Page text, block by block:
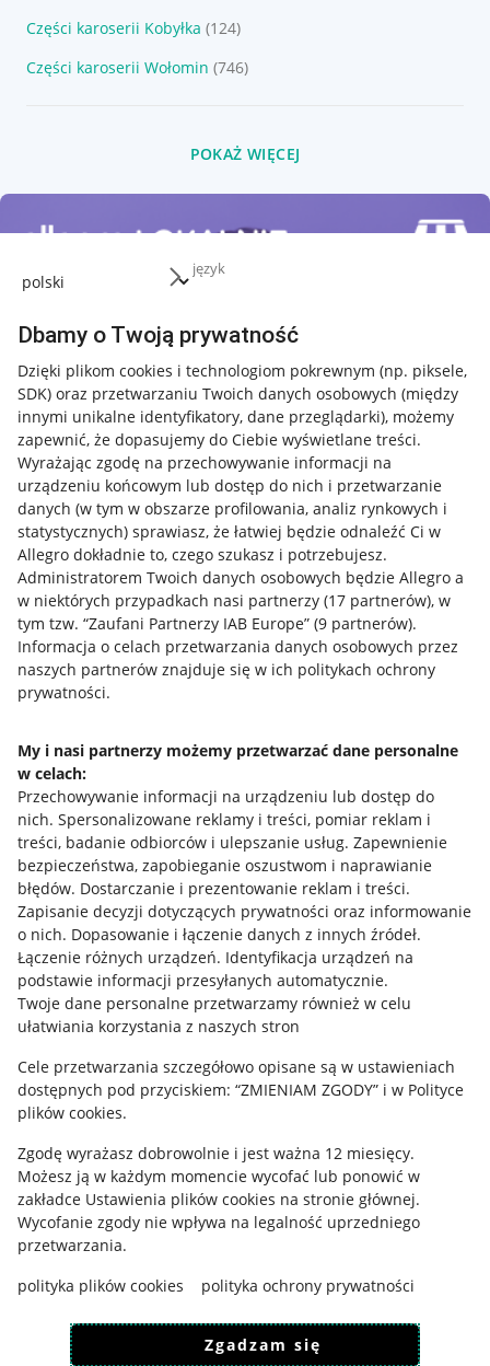
język
Dbamy o Twoją prywatność
Dzięki plikom cookies i technologiom pokrewnym (np. piksele,
SDK) oraz przetwarzaniu Twoich danych osobowych (między
innymi unikalne identyfikatory, dane przeglądarki), możemy
zapewnić, że dopasujemy do Ciebie wyświetlane treści.
Wyrażając zgodę na przechowywanie informacji na
urządzeniu końcowym lub dostęp do nich i przetwarzanie
danych (w tym w obszarze profilowania, analiz rynkowych i
statystycznych) sprawiasz, że łatwiej będzie odnaleźć Ci w
Allegro dokładnie to, czego szukasz i potrzebujesz.
Administratorem Twoich danych osobowych będzie Allegro a
w niektórych przypadkach nasi partnerzy (17 partnerów), w
tym tzw. “Zaufani Partnerzy IAB Europe” (9 partnerów).
Informacja o celach przetwarzania danych osobowych przez
naszych partnerów znajduje się w ich politykach ochrony
prywatności.
My i nasi partnerzy możemy przetwarzać dane personalne
w celach:
Przechowywanie informacji na urządzeniu lub dostęp do
nich. Spersonalizowane reklamy i treści, pomiar reklam i
treści, badanie odbiorców i ulepszanie usług. Zapewnienie
bezpieczeństwa, zapobieganie oszustwom i naprawianie
błędów. Dostarczanie i prezentowanie reklam i treści.
Zapisanie decyzji dotyczących prywatności oraz informowanie
o nich. Dopasowanie i łączenie danych z innych źródeł.
Łączenie różnych urządzeń. Identyfikacja urządzeń na
podstawie informacji przesyłanych automatycznie.
Twoje dane personalne przetwarzamy również w celu
ułatwiania korzystania z naszych stron
Cele przetwarzania szczegółowo opisane są w ustawieniach
dostępnych pod przyciskiem: “ZMIENIAM ZGODY” i w Polityce
plików cookies.
Zgodę wyrażasz dobrowolnie i jest ważna 12 miesięcy.
Możesz ją w każdym momencie wycofać lub ponowić w
zakładce Ustawienia plików cookies na stronie głównej.
Wycofanie zgody nie wpływa na legalność uprzedniego
przetwarzania.
polityka plików cookies
polityka ochrony prywatności
Zgadzam się
Części karoserii Kobyłka (124)
Części karoserii Wołomin (746)
POKAŻ WIĘCEJ
Przydatne informacje
Jak to działa
Allegro Gadane dla sprzedających
Allegro Gadane dla kupujących
Mapa miejscowości
Informacje prawne
Regulamin
Polityka plików "cookies"
Ustawienia plików "cookies"
Udostępnianie lokalizacji
Informacje dla Aktu o Usługach Cyfrowych
Pobierz aplikację